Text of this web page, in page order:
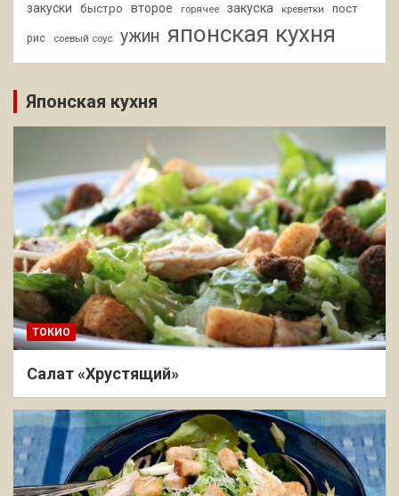
закуски
быстро второе горячее закуска креветки пост
рис соевый соус ужин японская кухня
Японская кухня
ТОКИО
Салат «Хрустящий»